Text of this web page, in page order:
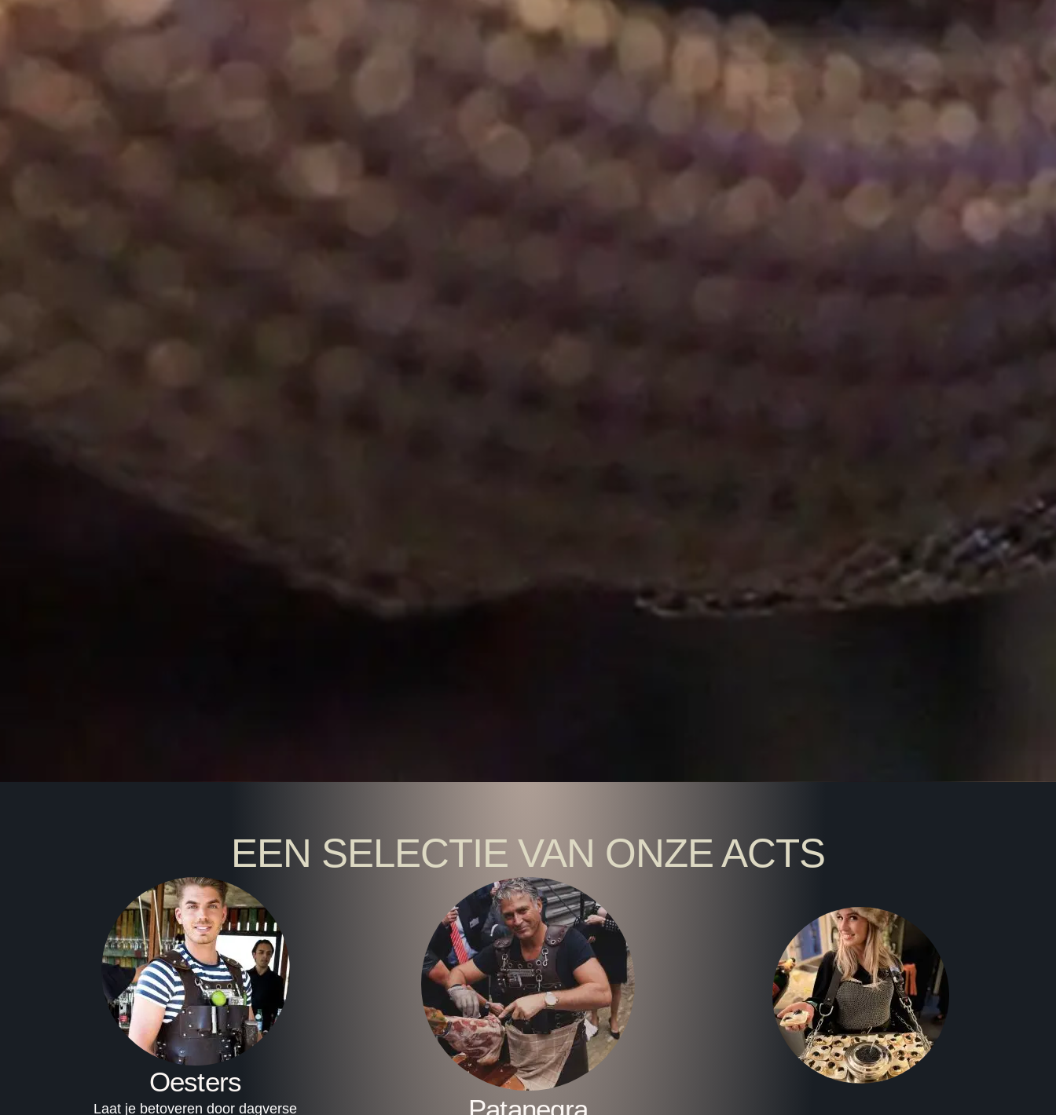
EEN SELECTIE VAN ONZE ACTS
Oesters
Laat je betoveren door dagverse